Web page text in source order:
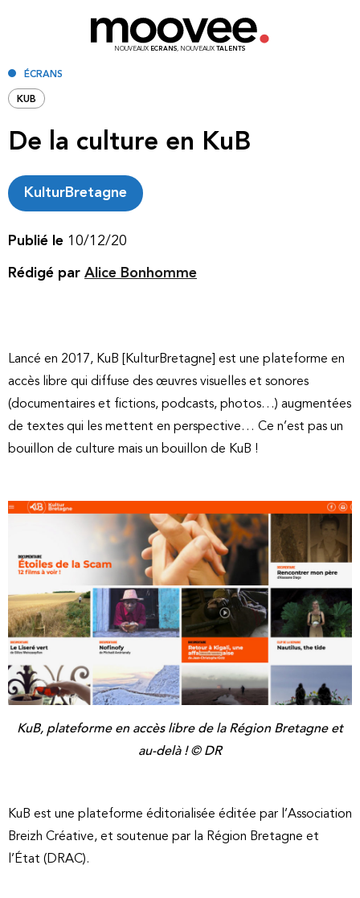
NOUVEAUX ECRANS, NOUVEAUX TALENTS
ÉCRANS
KUB
De la culture en KuB
KulturBretagne
Publié le 10/12/20
Rédigé par Alice Bonhomme
Lancé en 2017, KuB [KulturBretagne] est une plateforme en
accès libre qui diffuse des œuvres visuelles et sonores
(documentaires et fictions, podcasts, photos…) augmentées
de textes qui les mettent en perspective… Ce n’est pas un
bouillon de culture mais un bouillon de KuB !
KuB, plateforme en accès libre de la Région Bretagne et
au-delà ! © DR
KuB est une plateforme éditorialisée éditée par l’Association
Breizh Créative, et soutenue par la Région Bretagne et
l’État (DRAC).